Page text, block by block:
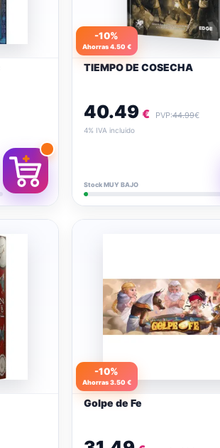
-10%
Ahorras 4.50 €
TIEMPO DE COSECHA
40.49 € PVP:44.99€
4% IVA incluido
Stock MUY BAJO
-10%
Ahorras 3.50 €
Golpe de Fe